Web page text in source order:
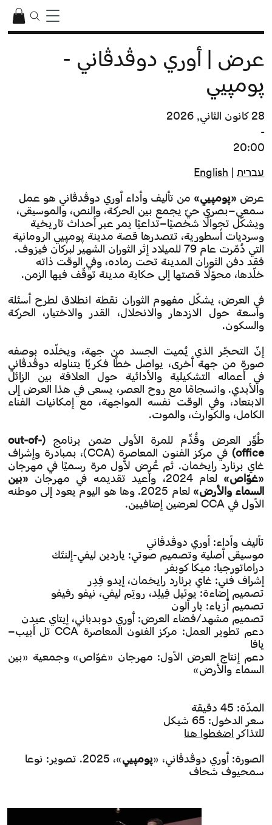
עברית|
English
عرض «پومپيي» من تأليف وأداء أوري دوڤدڤاني هو عمل
سمعي–بصري حيّ يجمع بين الحركة، والنص، والموسيقى،
ويشكّل تجوالًا شخصيًا–تداعيًا يمر عبر أحداث تاريخية
وسرديات أسطورية، تتصدرها قصة مدينة پومپيي الرومانية
التي دُمّرت عام 79 للميلاد إثر الثوران الشهير لبركان فيزوف.
فقد دفن الثوران المدينة تحت رماده، وفي الوقت ذاته
خلّدها، محوّلًا قصتها إلى حكاية مدينة توقّف فيها الزمن.
في العرض، يشكّل مفهوم الثوران نقطة انطلاق لطرح أسئلة
واسعة حول الازدهار والانحلال، القدر والاختيار، الحركة
والسكون.
إنّ التحجّر الذي يُميت الجسد من جهة، ويخلّده بوصفه
صورة من جهة أخرى، يواصل خطًا فكريًا يتناوله دوڤدڤاني
في أعماله التشكيلية والأدائية حول العلاقة بين الزائل
والأبدي. وانسجامًا مع روح العصر، يسعى في هذا العرض إلى
الابتعاد، وفي الوقت نفسه المواجهة، مع إمكانيات الفناء
الكامل، والكوارث، والموت.
طُوِّر العرض وقُدِّم للمرة الأولى ضمن برنامج
(out-of-
office)
في مركز الفنون المعاصرة (CCA)، بمبادرة وإشراف
غاي برنارد رايخمان. ثم عُرض لأول مرة رسميًا في مهرجان
«غوّاص» لعام 2024، وأعيد تقديمه في مهرجان
«بين
السماء والأرض»
لعام 2025. وها هو اليوم يعود إلى موطنه
الأول في CCA لعرضين إضافيين.
تأليف وأداء: أوري دوڤدڤاني
موسيقى أصلية وتصميم صوتي: ياردين ليفي-إلنتَك
دراماتورجيا: ميكا كوبفر
إشراف فني: غاي برنارد رايخمان، إيدو فِدِر
تصميم إضاءة: يوئيل فِيلِد، روتِم ليفي، نيفو رفيفو
تصميم أزياء: بار ألون
تصميم مشهد/فضاء العرض: أوري دوبدباني، إيتاي عيدن
دعم تطوير العمل: مركز الفنون المعاصرة CCA تل أبيب–
يافا
دعم إنتاج العرض الأول: مهرجان «غوّاص» وجمعية «بين
السماء والأرض»
المدّة: 45 دقيقة
سعر الدخول: 65 شيكل
للتذاكر اضغطوا هنا
الصورة: أوري دوڤدڤاني، «پومپيي
»، 2025. تصوير: نوعا
سمحيوف شحاف
عرض | أوري دوڤدڤاني -
پومپيي
28 كانون الثاني, 2026
-
20:00